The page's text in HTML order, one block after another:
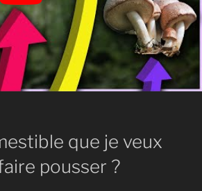
que je veux
pousser ?